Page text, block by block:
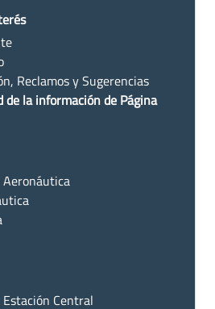
Reclamos y Sugerencias
de la información de Página
Aeronáutica
Central